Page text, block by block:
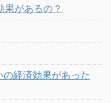
があるの？
経済効果があった